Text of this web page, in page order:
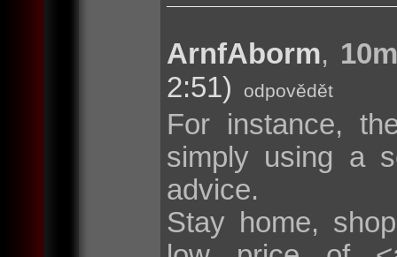
ArnfAborm,
2:51)
odpovědět
For instance,
simply using a
advice.
Stay home,